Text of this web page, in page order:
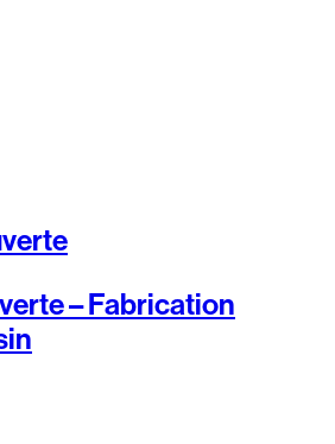
– Fabrication